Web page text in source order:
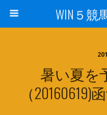
WIN５競
暑い夏を
（